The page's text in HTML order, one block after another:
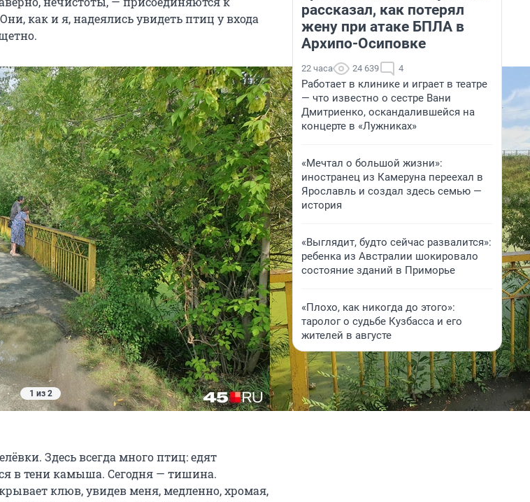
как и я, надеялись увидеть птиц у входа
1 из 2
Здесь всегда много птиц: едят
в тени камыша. Сегодня — тишина.
клюв, увидев меня, медленно, хромая,
рассказал, как потерял
жену при атаке БПЛА в
Архипо-Осиповке
22 часа 24 639 4
Работает в клинике и играет в театре
— что известно о сестре Вани
Дмитриенко, оскандалившейся на
концерте в «Лужниках»
«Мечтал о большой жизни»:
иностранец из Камеруна переехал в
Ярославль и создал здесь семью —
история
«Выглядит, будто сейчас развалится»:
ребенка из Австралии шокировало
состояние зданий в Приморье
«Плохо, как никогда до этого»:
таролог о судьбе Кузбасса и его
жителей в августе